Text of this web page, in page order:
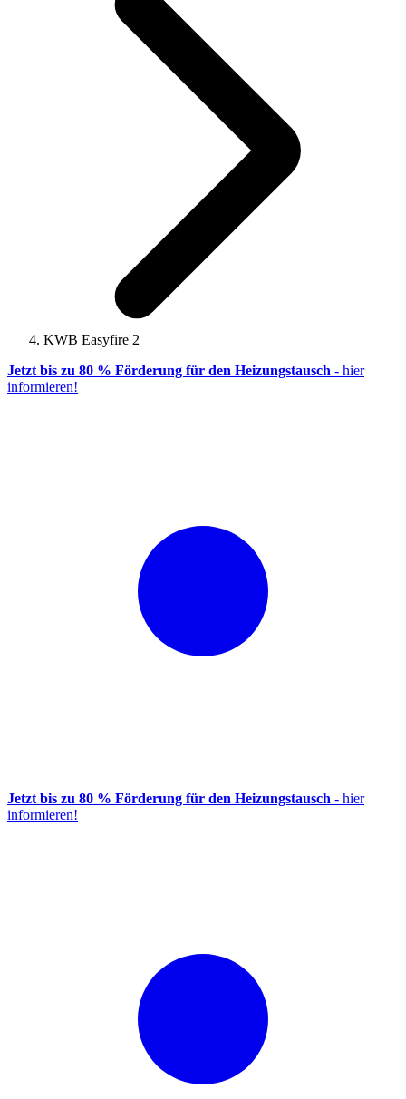
KWB Easyfire 2
Jetzt bis zu 80 % Förderung für den Heizungstausch - hier
informieren!
Jetzt bis zu 80 % Förderung für den Heizungstausch - hier
informieren!